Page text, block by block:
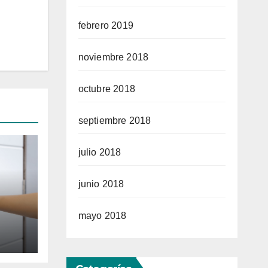
febrero 2019
noviembre 2018
octubre 2018
septiembre 2018
julio 2018
junio 2018
mayo 2018